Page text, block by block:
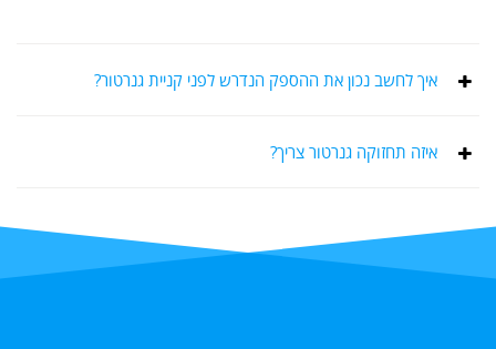
איך לחשב נכון את ההספק הנדרש לפני קניית גנרטור?
איזה תחזוקה גנרטור צריך?